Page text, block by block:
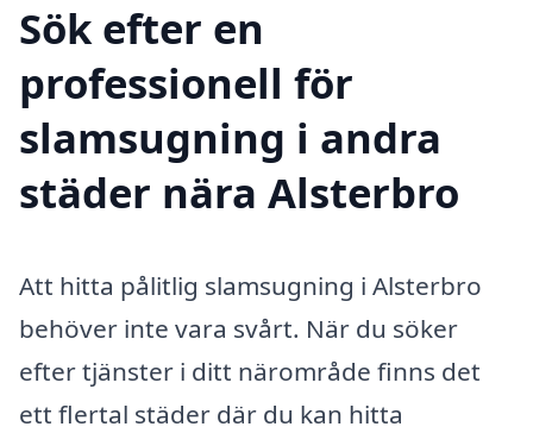
Sök efter en
professionell för
slamsugning i andra
städer nära Alsterbro
Att hitta pålitlig slamsugning i Alsterbro
behöver inte vara svårt. När du söker
efter tjänster i ditt närområde finns det
ett flertal städer där du kan hitta